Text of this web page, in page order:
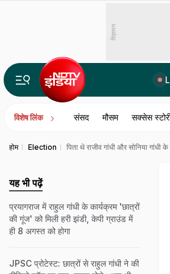
विज्ञापन
विशेष लिंक संसद मौसम सक्सेस
होम Election पिता थे राजीव गांधी और सोनिया
यह भी पढ़ें
प्रयागराज में राहुल गांधी के कार्यक्रम 'छात्रों
की गूंज' को मिली हरी झंडी, केपी ग्राउंड में
ही 8 अगस्त को होगा
JPSC प्रोटेस्ट: छात्रों से राहुल गांधी ने की